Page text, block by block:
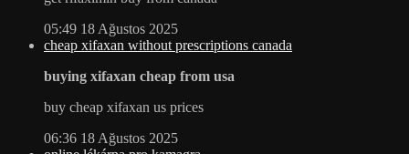
05:49 18 Ağustos 2025
cheap xifaxan without prescriptions canada
buying xifaxan cheap from usa
buy cheap xifaxan us prices
06:36 18 Ağustos 2025